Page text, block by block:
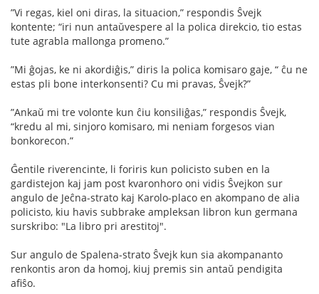
”Vi regas, kiel oni diras, la situacion,” respondis Ŝvejk
kontente; “iri nun antaŭvespere al la polica direkcio, tio estas
tute agrabla mallonga promeno.”
”Mi ĝojas, ke ni akordiĝis,” diris la polica komisaro gaje, “ ĉu ne
estas pli bone interkonsenti? Cu mi pravas, Ŝvejk?”
”Ankaŭ mi tre volonte kun ĉiu konsiliĝas,” respondis Ŝvejk,
“kredu al mi, sinjoro komisaro, mi neniam forgesos vian
bonkorecon.”
Ĝentile riverencinte, li foriris kun policisto suben en la
gardistejon kaj jam post kvaronhoro oni vidis Ŝvejkon sur
angulo de Jeĉna-strato kaj Karolo-placo en akompano de alia
policisto, kiu havis subbrake ampleksan libron kun germana
surskribo: "La libro pri arestitoj".
Sur angulo de Spalena-strato Ŝvejk kun sia akompananto
renkontis aron da homoj, kiuj premis sin antaŭ pendigita
aﬁŝo.